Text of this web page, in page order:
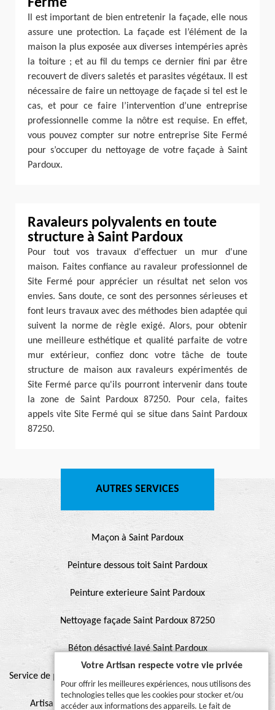
Fermé
Il est important de bien entretenir la façade, elle nous
assure une protection. La façade est l’élément de la
maison la plus exposée aux diverses intempéries après
la toiture ; et au fil du temps ce dernier fini par être
recouvert de divers saletés et parasites végétaux. Il est
nécessaire de faire un nettoyage de façade si tel est le
cas, et pour ce faire l’intervention d’une entreprise
professionnelle comme la nôtre est requise. En effet,
vous pouvez compter sur notre entreprise Site Fermé
pour s’occuper du nettoyage de votre façade à Saint
Pardoux.
Ravaleurs polyvalents en toute
structure à Saint Pardoux
Pour tout vos travaux d'effectuer un mur d'une
maison. Faites confiance au ravaleur professionnel de
Site Fermé pour apprécier un résultat net selon vos
envies. Sans doute, ce sont des personnes sérieuses et
font leurs travaux avec des méthodes bien adaptée qui
suivent la norme de règle exigé. Alors, pour obtenir
une meilleure esthétique et qualité parfaite de votre
mur extérieur, confiez donc votre tâche de toute
structure de maison aux ravaleurs expérimentés de
Site Fermé parce qu'ils pourront intervenir dans toute
la zone de Saint Pardoux 87250. Pour cela, faites
appels vite Site Fermé qui se situe dans Saint Pardoux
87250.
AUTRES SERVICES
Maçon à Saint Pardoux
Peinture dessous toit Saint Pardoux
Peinture exterieure Saint Pardoux
Nettoyage façade Saint Pardoux 87250
Béton désactivé lavé Saint Pardoux
Service de peinture et hydrofuge de toiture Saint Pardoux 87250
Artisan pour peinture façade, muret, toiture, boiserie,
Votre Artisan respecte votre vie privée
Pour offrir les meilleures expériences, nous utilisons des
technologies telles que les cookies pour stocker et/ou
accéder aux informations des appareils. Le fait de